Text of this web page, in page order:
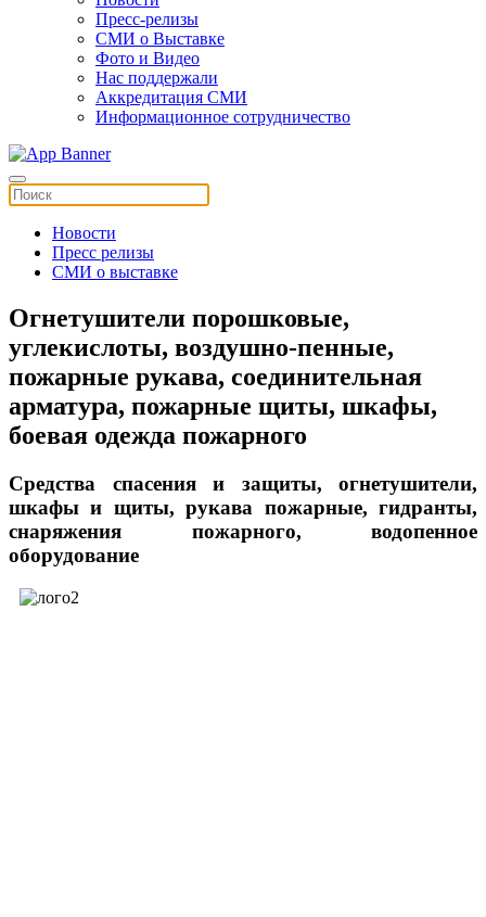
Пресс-релизы
СМИ о Выставке
Фото и Видео
Нас поддержали
Аккредитация СМИ
Информационное сотрудничество
Новости
Пресс релизы
СМИ о выставке
Огнетушители порошковые,
углекислоты, воздушно-пенные,
пожарные рукава, соединительная
арматура, пожарные щиты, шкафы,
боевая одежда пожарного
Средства спасения и защиты, огнетушители,
шкафы и щиты, рукава пожарные, гидранты,
снаряжения пожарного, водопенное
оборудование